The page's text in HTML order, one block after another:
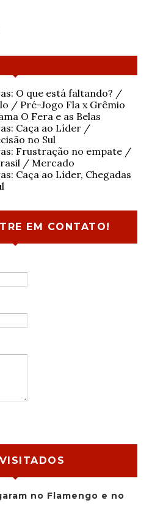
O que está faltando? /
/ Pré-Jogo Fla x Grêmio
O Fera e as Belas
Caça ao Líder /
no Sul
Frustração no empate /
/ Mercado
Caça ao Líder, Chegadas
EM CONTATO!
no Flamengo e no